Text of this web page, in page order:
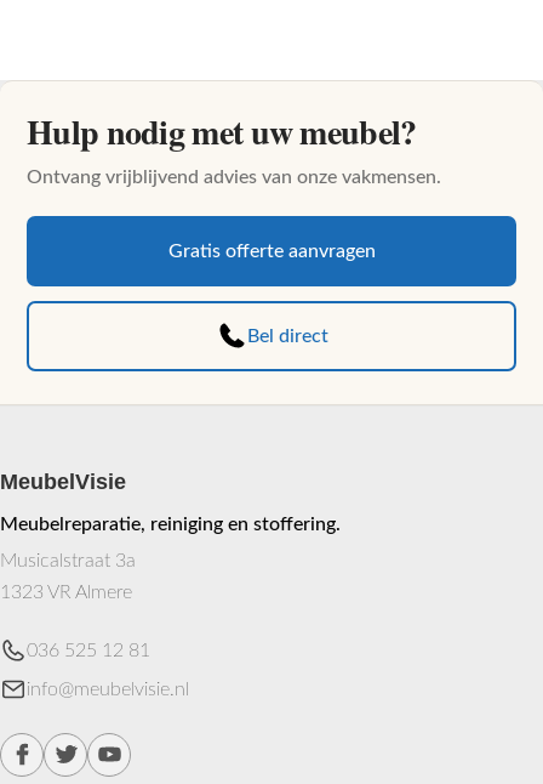
Hulp nodig met uw meubel?
Ontvang vrijblijvend advies van onze vakmensen.
Gratis offerte aanvragen
Bel direct
MeubelVisie
Meubelreparatie, reiniging en stoffering.
Musicalstraat 3a
1323 VR Almere
036 525 12 81
info@meubelvisie.nl